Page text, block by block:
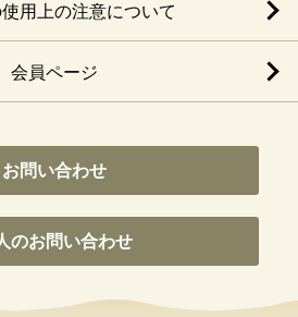
用上の注意について
会員ページ
お問い合わせ
のお問い合わせ